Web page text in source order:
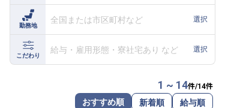
よくある質問
ホテル・宿泊業界情報コラム
転職サポートに申し込む
勤務地
全国または市区町村など 選択
こだわり
給与・雇用形態・寮社宅あり など 選択
1 ~ 14件/14件
おすすめ順 新着順 給与順